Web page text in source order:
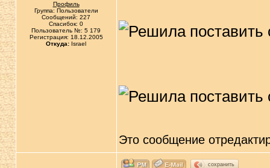
Профиль
Группа: Пользователи
Сообщений: 227
Спасибок: 0
Пользователь №: 5 179
Регистрация: 18.12.2005
Откуда: Israel
Это сообщение
сохранить